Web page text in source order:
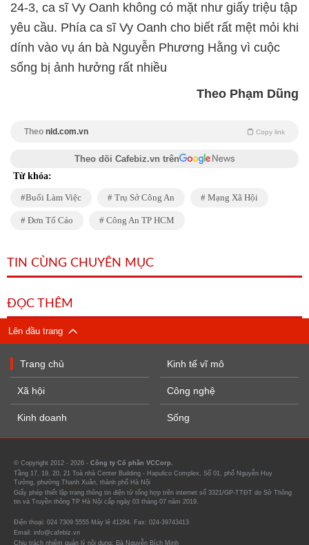
24-3, ca sĩ Vy Oanh không có mặt như giấy triệu tập
yêu cầu. Phía ca sĩ Vy Oanh cho biết rất mệt mỏi khi
dính vào vụ án bà Nguyễn Phương Hằng vì cuộc
sống bị ảnh hưởng rất nhiều
Theo Phạm Dũng
Theo nld.com.vn Copy link
Theo dõi Cafebiz.vn trên
Từ khóa:
Buổi Làm Việc Trụ Sở Công An Mạng Xã Hội
Đơn Tố Cáo Công An TP HCM
TIN CÙNG CHUYÊN MỤC
ĐỌC THÊM
Lên đầu trang
Trang chủ
Xã hội
Kinh doanh
Kinh tế vĩ mô
Công nghệ
Sống
© Copyright 2012 - 2026 - Công ty Cổ phần VCCorp.
Tầng 17, 19, 20, 21 Toà nhà Center Building - Hapulico Complex, Số 01, phố Nguyễn Huy
Tưởng, phường Thanh Xuân, thành phố Hà Nội
Giấy phép thiết lập trang thông tin điện tử tổng hợp trên internet số 3321/GP-TTĐT do Sở Thông
tin và Truyền thông TP Hà Nội cấp ngày 03 tháng 07 năm 2019.
Điện thoại: 024 7309 5555 Máy lẻ 41294. Fax: 024-39743413
Email: info@cafebiz.vn
Chịu trách nhiệm quản lý nội dung: Bà Nguyễn Bích Minh